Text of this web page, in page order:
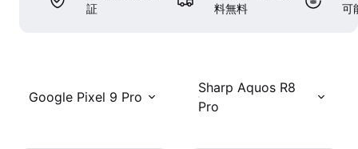
証
料無料
可
Google Pixel 9 Pro
Sharp Aquos R8
Pro